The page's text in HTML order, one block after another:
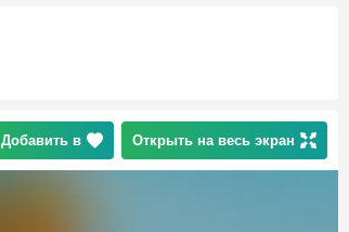
Добавить в Открыть на весь экран